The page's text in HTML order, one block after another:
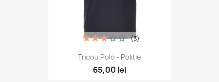
Tricou Polo - Politie
65,00 lei
(3)